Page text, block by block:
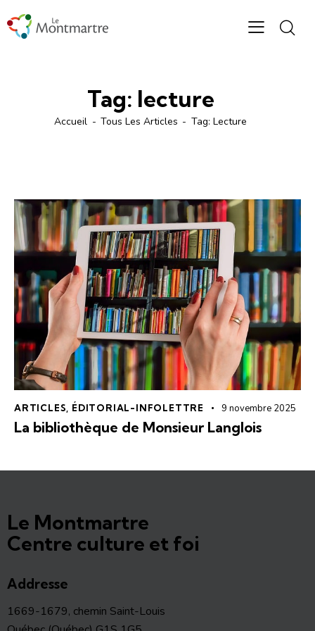
Tag: lecture
Accueil Tous Les Articles Tag: Lecture
ARTICLES ÉDITORIAL-INFOLETTRE 9 novembre 2025
La bibliothèque de Monsieur Langlois
Le Montmartre
Centre culture et foi
Addresse
1669-1679, chemin Saint-Louis